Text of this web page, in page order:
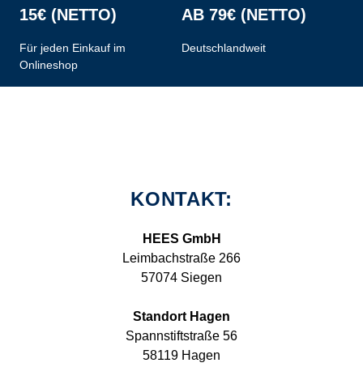
15€ (NETTO)
Für jeden Einkauf im
Onlineshop
AB 79€ (NETTO)
Deutschlandweit
KONTAKT:
HEES GmbH
Leimbachstraße 266
57074 Siegen
Standort Hagen
Spannstiftstraße 56
58119 Hagen